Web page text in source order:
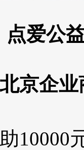
点爱公
京企
10000